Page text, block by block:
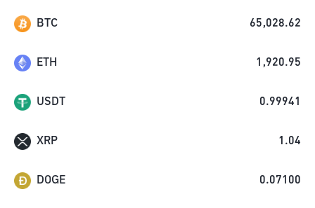
BTC 65,028.62
ETH 1,920.95
USDT 0.99941
XRP 1.04
DOGE 0.07100